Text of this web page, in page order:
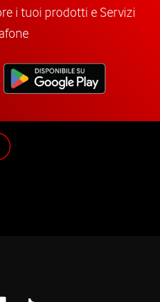
i tuoi prodotti e Servizi